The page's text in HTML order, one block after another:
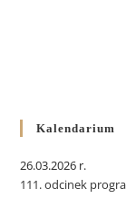
Kalendarium
26.03.2026 r.
111. odcinek